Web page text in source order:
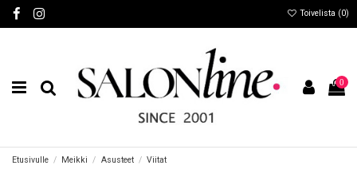
Toivelista (0)
0
Etusivulle Meikki Asusteet Viitat